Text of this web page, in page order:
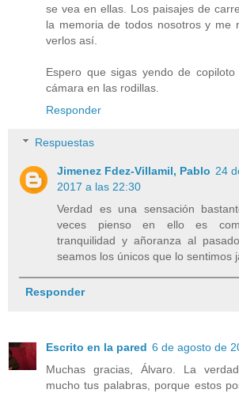
se vea en ellas. Los paisajes de
la memoria de todos nosotros y me
verlos así.
Espero que sigas yendo de
cámara en las rodillas.
Responder
Respuestas
Jimenez Fdez-Villamil, Pablo 24
2017 a las 22:30
Verdad es una sensación
veces pienso en ello es
tranquilidad y añoranza al
seamos los únicos que lo sentimos
Responder
Escrito en la pared 6 de agosto de
Muchas gracias, Álvaro. La
mucho tus palabras, porque estos